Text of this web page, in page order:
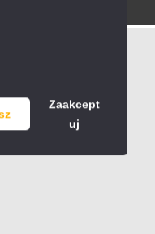
Zaakcept
uj
naturalne